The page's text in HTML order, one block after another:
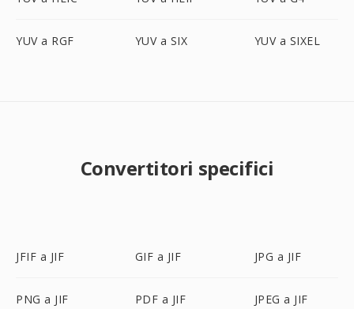
YUV a RGF YUV a SIX YUV a SIXEL
Convertitori specifici
JFIF a JIF GIF a JIF JPG a JIF
PNG a JIF PDF a JIF JPEG a JIF